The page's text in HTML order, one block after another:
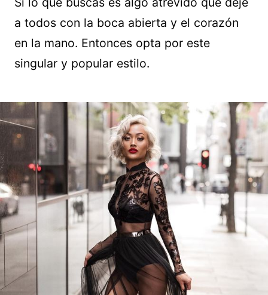
a todos con la boca abierta y el corazón
en la mano. Entonces opta por este
singular y popular estilo.